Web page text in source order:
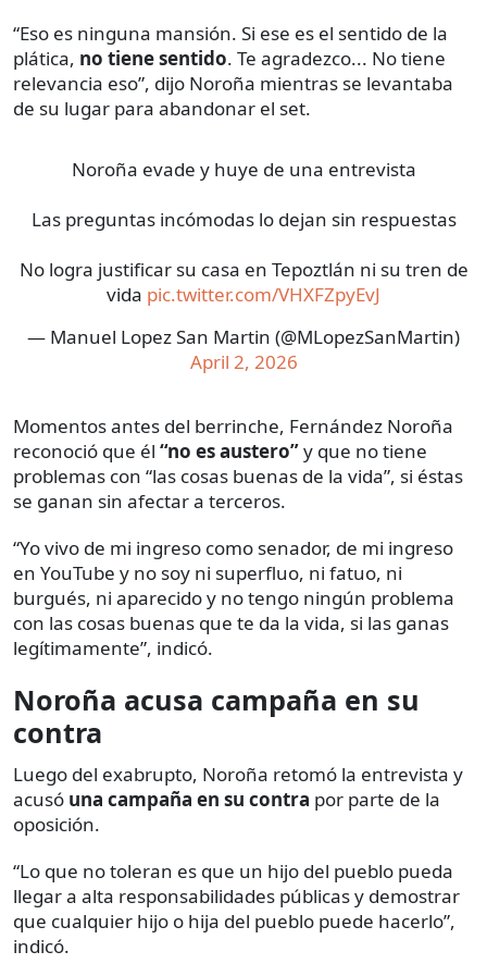
“Eso es ninguna mansión. Si ese es el sentido de la
plática, no tiene sentido. Te agradezco... No tiene
relevancia eso”, dijo Noroña mientras se levantaba
de su lugar para abandonar el set.
Noroña evade y huye de una entrevista
Las preguntas incómodas lo dejan sin respuestas
No logra justificar su casa en Tepoztlán ni su tren de
vida pic.twitter.com/VHXFZpyEvJ
— Manuel Lopez San Martin (@MLopezSanMartin)
April 2, 2026
Momentos antes del berrinche, Fernández Noroña
reconoció que él “no es austero”y que no tiene
problemas con “las cosas buenas de la vida”, si éstas
se ganan sin afectar a terceros.
“Yo vivo de mi ingreso como senador, de mi ingreso
en YouTube y no soy ni superfluo, ni fatuo, ni
burgués, ni aparecido y no tengo ningún problema
con las cosas buenas que te da la vida, si las ganas
legítimamente”, indicó.
Noroña acusa campaña en su
contra
Luego del exabrupto, Noroña retomó la entrevista y
acusó una campaña en su contra por parte de la
oposición.
“Lo que no toleran es que un hijo del pueblo pueda
llegar a alta responsabilidades públicas y demostrar
que cualquier hijo o hija del pueblo puede hacerlo”,
indicó.